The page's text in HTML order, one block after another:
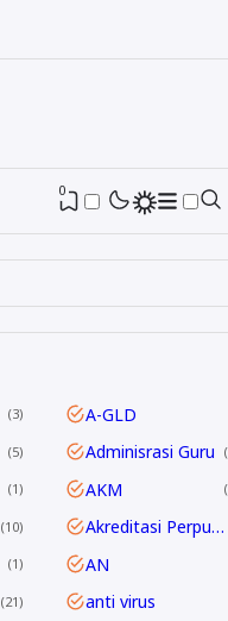
0
3 A-GLD
5 Adminisrasi Guru
1 AKM
10 Akreditasi Perpustakaan
1 AN
21 anti virus